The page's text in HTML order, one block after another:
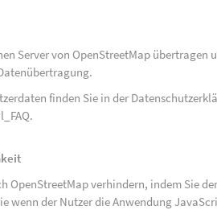
Server von OpenStreetMap
finden Sie in der
.
OpenStreetMap verhindern, indem Sie
wenn der Nutzer die Anwendung